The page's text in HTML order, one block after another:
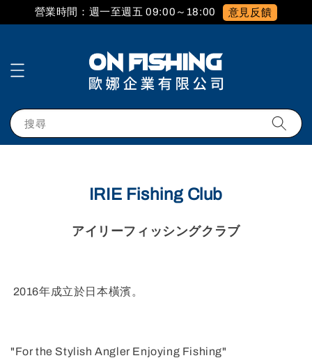
營業時間：週一至週五 09:00～18:00 意見反饋
搜尋
IRIE Fishing Club
アイリーフィッシングクラブ
2016年成立於日本橫濱。
"For the Stylish Angler Enjoying Fishing"